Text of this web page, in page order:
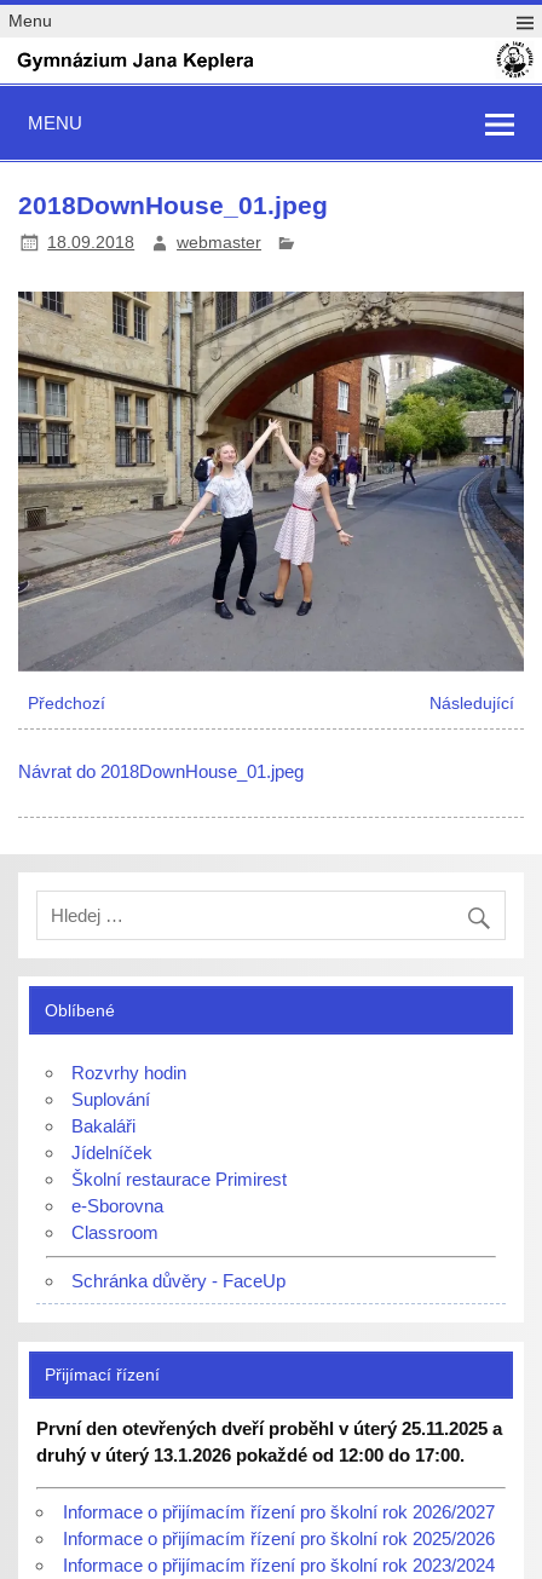
Menu
MENU
2018DownHouse_01.jpeg
18.09.2018 webmaster
Předchozí Následující
Návrat do 2018DownHouse_01.jpeg
Oblíbené
Rozvrhy hodin
Suplování
Bakaláři
Jídelníček
Školní restaurace Primirest
e-Sborovna
Classroom
Schránka důvěry - FaceUp
Přijímací řízení
První den otevřených dveří proběhl v úterý 25.11.2025 a
druhý v úterý 13.1.2026 pokaždé od 12:00 do 17:00.
Informace o přijímacím řízení pro školní rok 2026/2027
Informace o přijímacím řízení pro školní rok 2025/2026
Informace o přijímacím řízení pro školní rok 2023/2024